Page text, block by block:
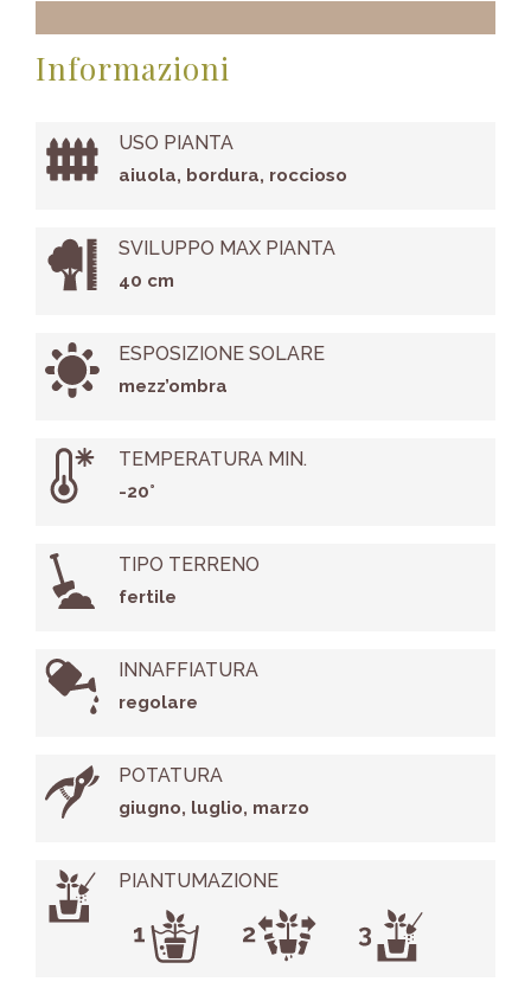
Informazioni
USO PIANTA
aiuola, bordura, roccioso
SVILUPPO MAX PIANTA
40 cm
ESPOSIZIONE SOLARE
mezz’ombra
TEMPERATURA MIN.
-20°
TIPO TERRENO
fertile
INNAFFIATURA
regolare
POTATURA
giugno, luglio, marzo
PIANTUMAZIONE